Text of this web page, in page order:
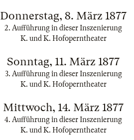
Donnerstag, 8. März 1877
2. Aufführung in dieser Inszenierung
K. und K. Hofoperntheater
Sonntag, 11. März 1877
3. Aufführung in dieser Inszenierung
K. und K. Hofoperntheater
Mittwoch, 14. März 1877
4. Aufführung in dieser Inszenierung
K. und K. Hofoperntheater